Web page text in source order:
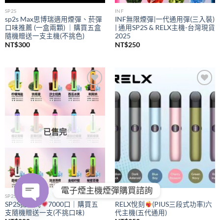
SP2S
sp2s Max思博瑞適用煙彈、菸彈
口味推薦 (一盒兩顆) ｜購買五盒
隨機贈送一支主機(不挑色)
NT$300
INF
INF無限煙彈|一代通用彈(三入裝)
| 通用SP2S & RELX主機-台灣現貨
2025
NT$250
Add to
wishlist
已售完
SP2S
SP2S拋棄式
7000口｜購買五
支隨機贈送一支(不挑口味)
Add to
wishlist
RELX
RELX悅刻
(PIUS三段式功率)六
代主機(五代通用)
電子煙主機煙彈購買諮詢
OPEN